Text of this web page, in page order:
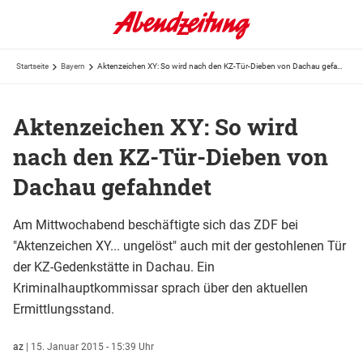
Startseite Bayern
Aktenzeichen XY: So wird
nach den KZ-Tür-Dieben von
Dachau gefahndet
Am Mittwochabend beschäftigte sich das ZDF bei
"Aktenzeichen XY... ungelöst" auch mit der gestohlenen Tür
der KZ-Gedenkstätte in Dachau. Ein
Kriminalhauptkommissar sprach über den aktuellen
Ermittlungsstand.
az | 15. Januar 2015 - 15:39 Uhr